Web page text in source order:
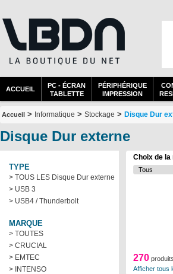
ACCUEIL
PC - ÉCRAN
TABLETTE
PÉRIPHÉRIQUE
IMPRESSION
Accueil > Informatique > Stockage > Disque Dur
Disque Dur externe
TYPE
> TOUS LES Disque Dur externe
> USB 3
> USB4 / Thunderbolt
MARQUE
> TOUTES
> CRUCIAL
> EMTEC
> INTENSO
Choix de la
270
Afficher tous